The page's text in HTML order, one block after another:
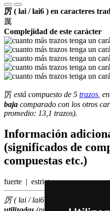
厉 ( lai / lai6 ) en caracteres
厲
Complejidad de este carácter
厉 está compuesto de 5 trazos ,
baja comparado con los otros
promedio: 13,1 trazos).
Información
(significados de
compuestas etc.)
fuerte | estricto
厉 ( lai / lai6 ) hace parte de las